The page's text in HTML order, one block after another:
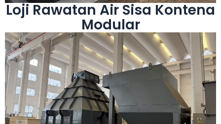
Loji Rawatan Air Sisa Kontena
Modular
Projek Rawatan Air Perindustrian,
Perbandaran dan Infrastruktur
Lihat Lagi